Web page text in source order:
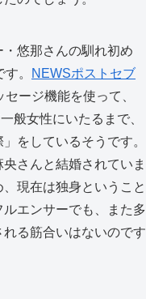
悠那さんの馴れ初め
。
NEWSポストセブ
ージ機能を使って、
般女性にいたるまで、
をしているそうです。
さんと結婚されていま
現在は独身ということ
エンサーでも、また多
る筋合いはないのです